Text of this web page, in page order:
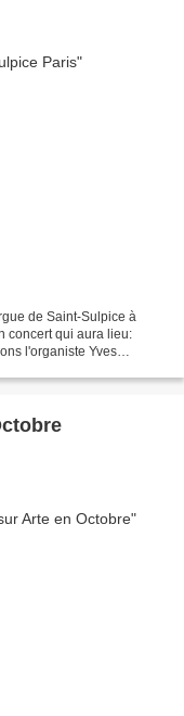
de Saint-Sulpice à
concert qui aura lieu:
l'organiste Yves